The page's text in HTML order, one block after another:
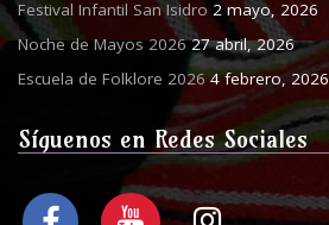
Festival Infantil San Isidro 2 mayo, 2026
Noche de Mayos 2026 27 abril, 2026
Escuela de Folklore 2026 4 febrero, 2026
Síguenos en Redes Sociales